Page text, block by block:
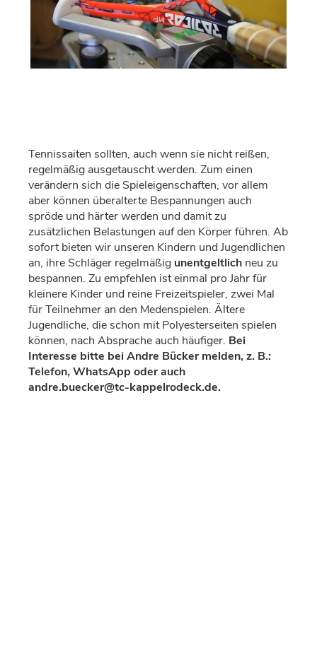
Tennissaiten sollten, auch wenn sie nicht reißen,
regelmäßig ausgetauscht werden. Zum einen
verändern sich die Spieleigenschaften, vor allem
aber können überalterte Bespannungen auch
spröde und härter werden und damit zu
zusätzlichen Belastungen auf den Körper führen. Ab
sofort bieten wir unseren Kindern und Jugendlichen
an, ihre Schläger regelmäßig unentgeltlich neu zu
bespannen. Zu empfehlen ist einmal pro Jahr für
kleinere Kinder und reine Freizeitspieler, zwei Mal
für Teilnehmer an den Medenspielen. Ältere
Jugendliche, die schon mit Polyesterseiten spielen
können, nach Absprache auch häufiger. Bei
Interesse bitte bei Andre Bücker melden, z. B.:
Telefon, WhatsApp oder auch
andre.buecker@tc-kappelrodeck.de.